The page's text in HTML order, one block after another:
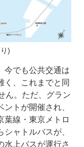
)
今でも公共交通は
く、これまでと同
ん。ただ、グラン
トが開催され、
葉線・東京メトロ
ャトルバスが、
水上バスが運行さ